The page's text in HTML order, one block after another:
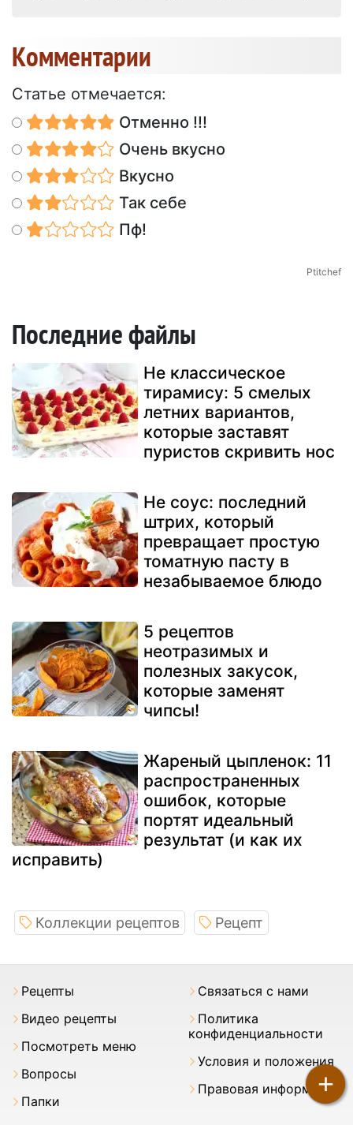
Kомментарии
Статье отмечается:
Отменно !!!
Очень вкусно
Вкусно
Так себе
Пф!
Ptitchef
Последние файлы
Не классическое
тирамису: 5 смелых
летних вариантов,
которые заставят
пуристов скривить нос
Не соус: последний
штрих, который
превращает простую
томатную пасту в
незабываемое блюдо
5 рецептов
неотразимых и
полезных закусок,
которые заменят
чипсы!
Жареный цыпленок: 11
распространенных
ошибок, которые
портят идеальный
результат (и как их
исправить)
+
Коллекции рецептов Рецепт
Pецепты
Видео рецепты
Посмотреть меню
Вопросы
Папки
Связаться с нами
Политика
конфиденциальности
Условия и положения
Правовая информация